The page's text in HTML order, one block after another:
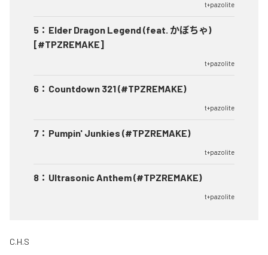
t+pazolite
5 ： Elder Dragon Legend (feat. かぼちゃ)
[#TPZREMAKE]
t+pazolite
6 ： Countdown 321 (#TPZREMAKE)
t+pazolite
7 ： Pumpin' Junkies (#TPZREMAKE)
t+pazolite
8 ： Ultrasonic Anthem (#TPZREMAKE)
t+pazolite
C.H.S